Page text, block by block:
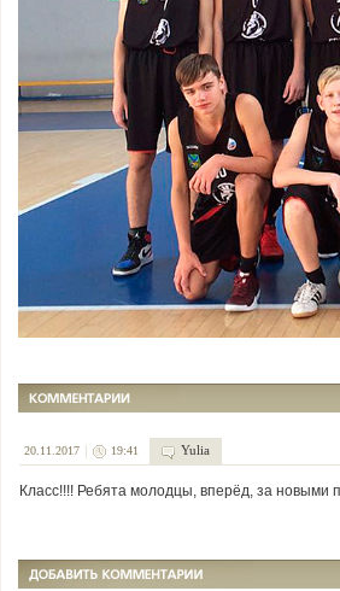
20.11.2017 19:41 Yulia
Класс!!!! Ребята молодцы, вперёд, за новыми